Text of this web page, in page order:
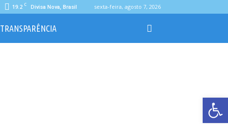
19.2 C Divisa Nova, Brasil sexta-feira, agosto 7, 2026
TRANSPARÊNCIA